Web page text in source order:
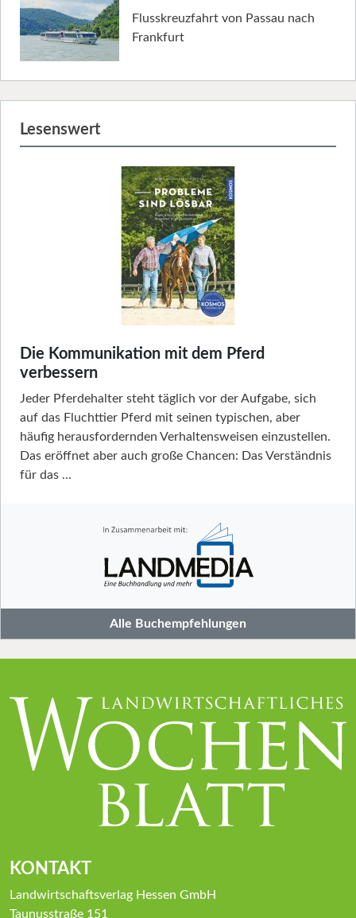
Flusskreuzfahrt von Passau nach
Frankfurt
Lesenswert
Die Kommunikation mit dem Pferd
verbessern
Jeder Pferdehalter steht täglich vor der Aufgabe, sich
auf das Fluchttier Pferd mit seinen typischen, aber
häufig herausfordernden Verhaltensweisen einzustellen.
Das eröffnet aber auch große Chancen: Das Verständnis
für das …
Alle Buchempfehlungen
KONTAKT
Landwirtschaftsverlag Hessen GmbH
Taunusstraße 151